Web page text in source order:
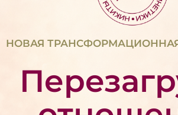
Семинар в записи
Для самостоятельного изучения
Без обратной связи
Перезагрузка
отношений